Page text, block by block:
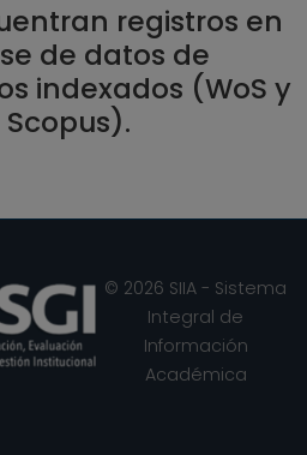
registros en
de datos de
indexados (WoS y
Scopus).
© 2026 SIIA - Sistema
Integral de
Información
Académica